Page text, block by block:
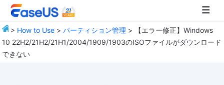
EaseUS
> How to Use >パーティション管理 > 【エラー修正】Windows
10 22H2/21H2/21H1/2004/1909/1903のISOファイルがダウンロード
できない